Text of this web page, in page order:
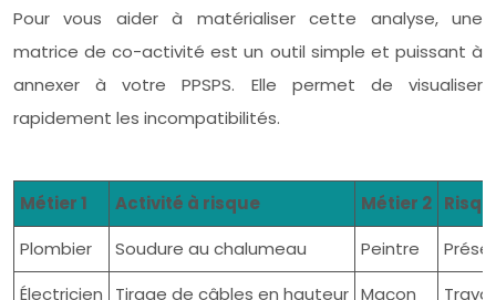
Pour vous aider à matérialiser cette analyse, une
matrice de co-activité est un outil simple et puissant à
annexer à votre PPSPS. Elle permet de visualiser
rapidement les incompatibilités.
Métier 1 Activité à risque Métier 2
Plombier
Soudure au chalumeau Peintre
Électricien
Tirage de câbles en hauteur Maçon